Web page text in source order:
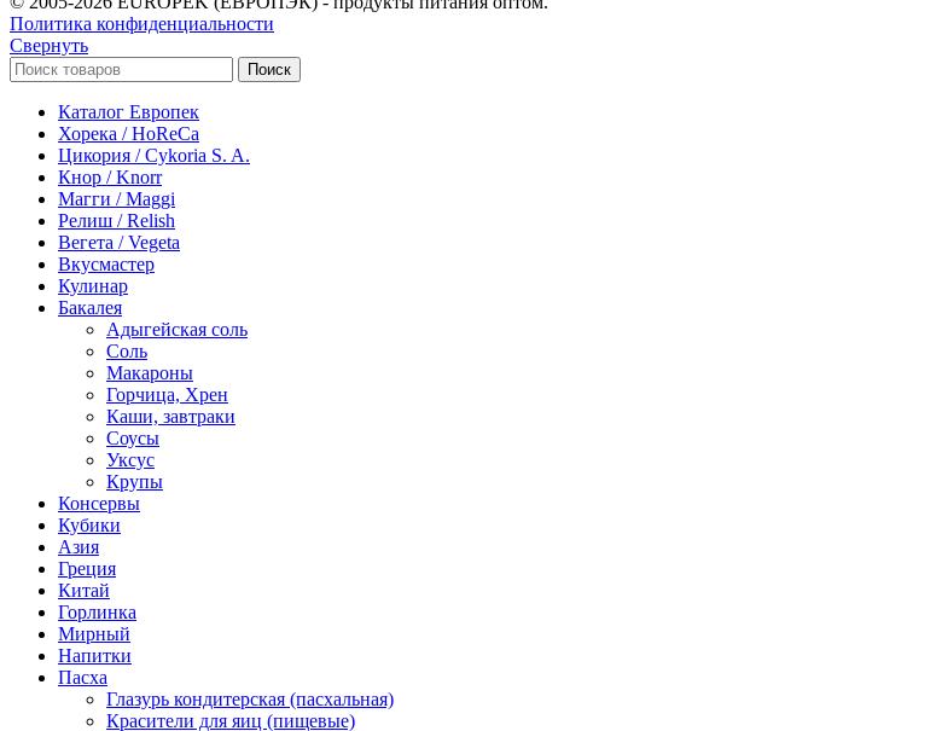
Политика конфиденциальности
Свернуть
Поиск
Каталог Европек
Хорека / HoReCa
Цикория / Cykoria S. A.
Кнор / Knorr
Магги / Maggi
Релиш / Relish
Вегета / Vegeta
Вкусмастер
Кулинар
Бакалея
Адыгейская соль
Соль
Макароны
Горчица, Хрен
Каши, завтраки
Соусы
Уксус
Крупы
Консервы
Кубики
Азия
Греция
Китай
Горлинка
Мирный
Напитки
Пасха
Глазурь кондитерская (пасхальная)
Красители для яиц (пищевые)